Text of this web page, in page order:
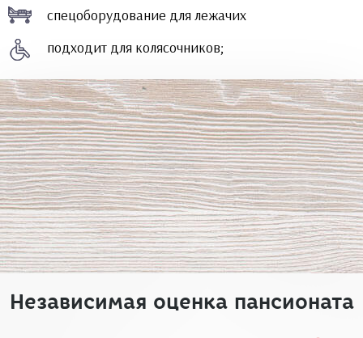
спецоборудование для лежачих
подходит для колясочников;
Независимая оценка пансионата